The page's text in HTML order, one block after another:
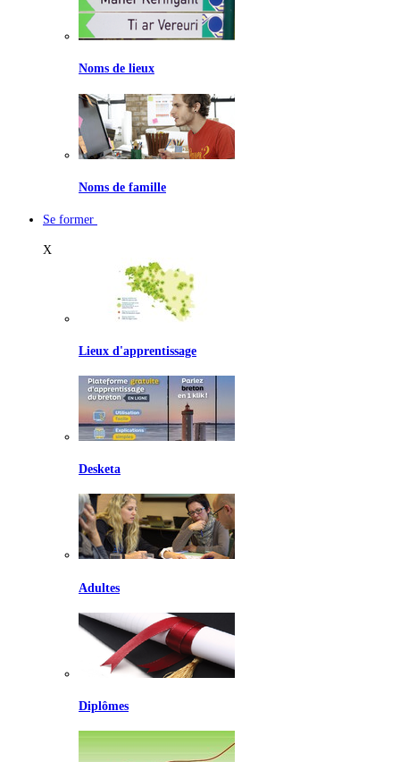
Noms de lieux
Noms de famille
Se former
X
Lieux d'apprentissage
Desketa
Adultes
Diplômes